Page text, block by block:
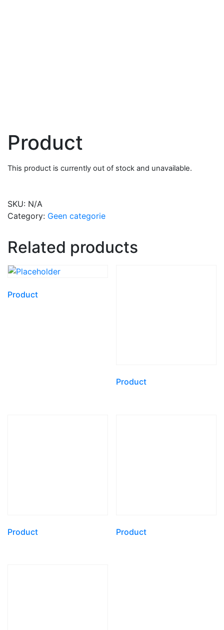
Product
This product is currently out of stock and unavailable.
SKU: N/A
Category: Geen categorie
Related products
Product
Product
Product Product